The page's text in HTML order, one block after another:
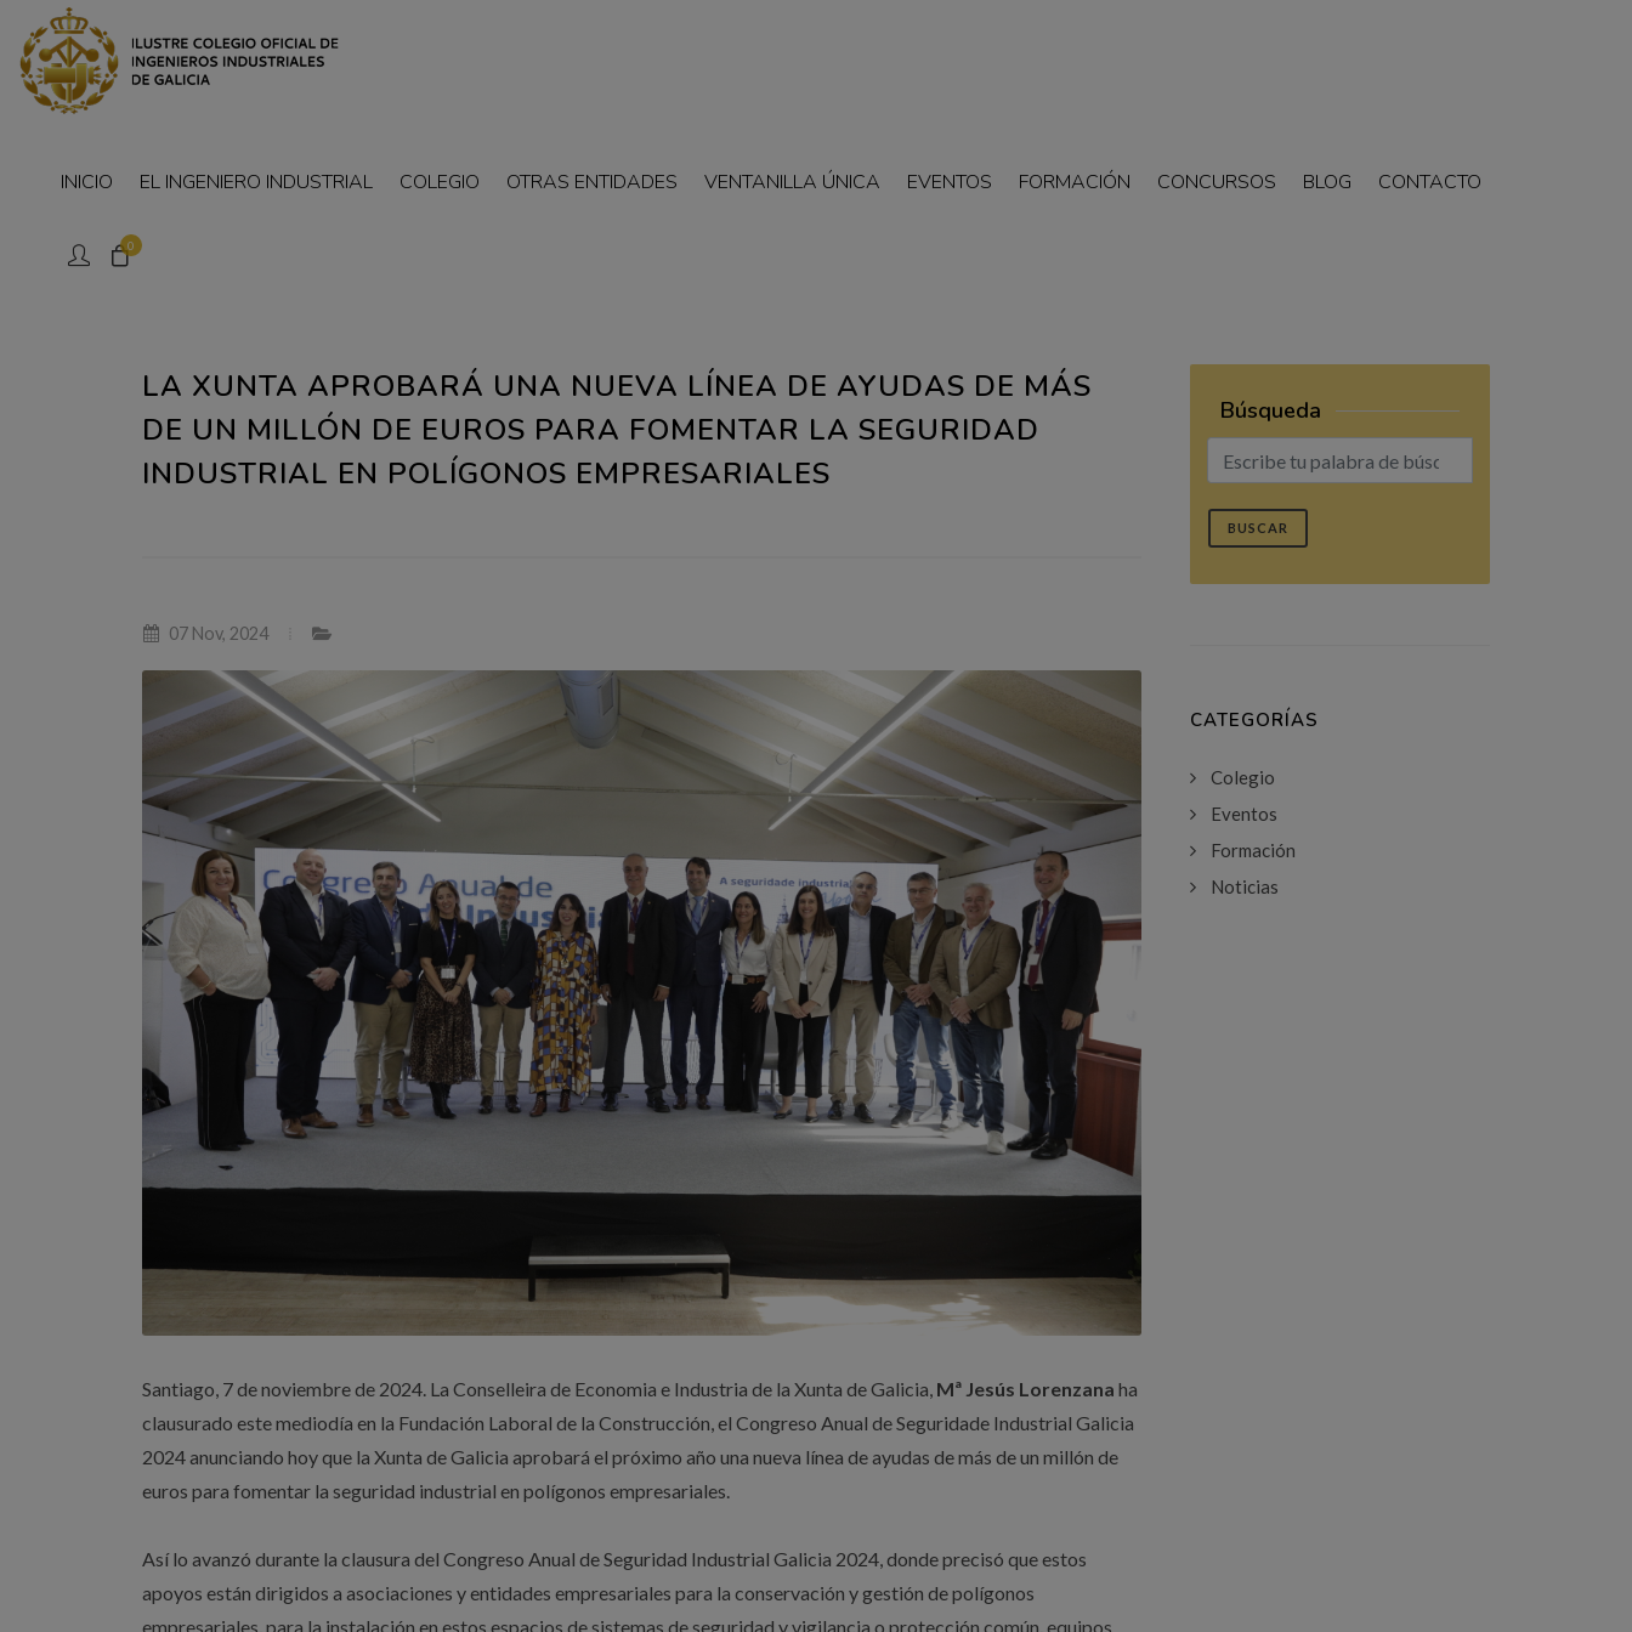
0
INICIO EL INGENIERO INDUSTRIAL COLEGIO OTRAS ENTIDADES VENTANILLA ÚNICA EVENTOS FORMACIÓN CONCURSOS BLOG CONTACTO
LA XUNTA APROBARÁ UNA NUEVA LÍNEA DE AYUDAS DE MÁS
DE UN MILLÓN DE EUROS PARA FOMENTAR LA SEGURIDAD
INDUSTRIAL EN POLÍGONOS EMPRESARIALES
07 Nov, 2024
Santiago, 7 de noviembre de 2024. La Conselleira de Economia e Industria de la Xunta de Galicia, Mª Jesús Lorenzana ha
clausurado este mediodía en la Fundación Laboral de la Construcción, el Congreso Anual de Seguridade Industrial Galicia
2024 anunciando hoy que la Xunta de Galicia aprobará el próximo año una nueva línea de ayudas de más de un millón de
euros para fomentar la seguridad industrial en polígonos empresariales.
Así lo avanzó durante la clausura del Congreso Anual de Seguridad Industrial Galicia 2024, donde precisó que estos
apoyos están dirigidos a asociaciones y entidades empresariales para la conservación y gestión de polígonos
empresariales, para la instalación en estos espacios de sistemas de seguridad y vigilancia o protección común. equipos
Búsqueda
BUSCAR
CATEGORÍAS
Colegio
Eventos
Formación
Noticias